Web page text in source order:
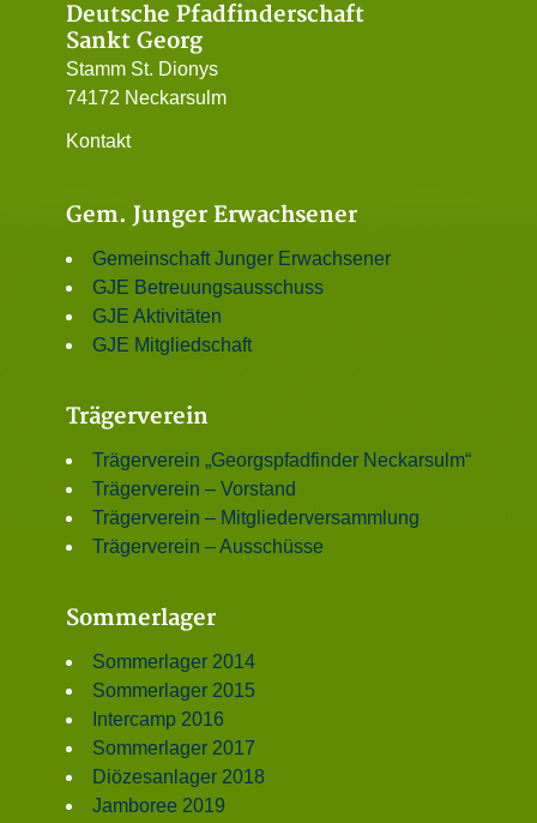
Deutsche Pfadfinderschaft
Sankt Georg
Stamm St. Dionys
74172 Neckarsulm
Kontakt
Gem. Junger Erwachsener
Gemeinschaft Junger Erwachsener
GJE Betreuungsausschuss
GJE Aktivitäten
GJE Mitgliedschaft
Trägerverein
Trägerverein „Georgspfadfinder Neckarsulm“
Trägerverein – Vorstand
Trägerverein – Mitgliederversammlung
Trägerverein – Ausschüsse
Sommerlager
Sommerlager 2014
Sommerlager 2015
Intercamp 2016
Sommerlager 2017
Diözesanlager 2018
Jamboree 2019